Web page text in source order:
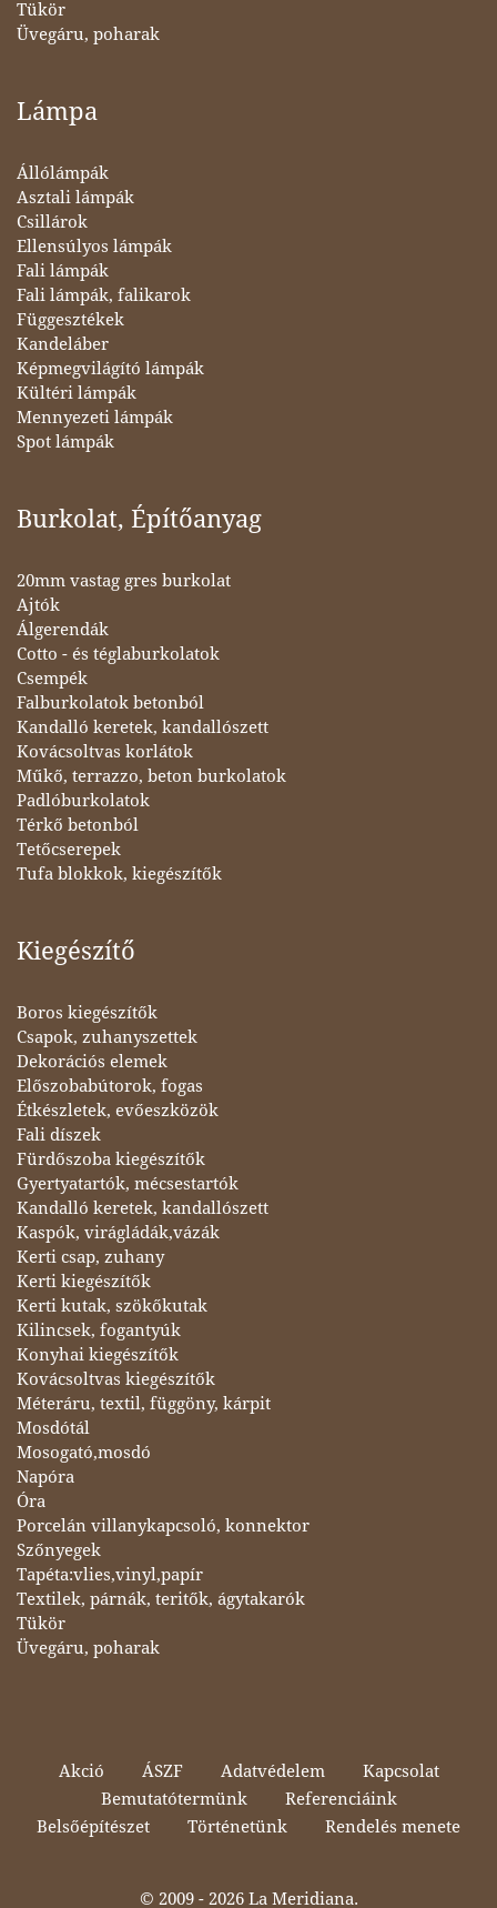
Tükör
Üvegáru, poharak
Lámpa
Állólámpák
Asztali lámpák
Csillárok
Ellensúlyos lámpák
Fali lámpák
Fali lámpák, falikarok
Függesztékek
Kandeláber
Képmegvilágító lámpák
Kültéri lámpák
Mennyezeti lámpák
Spot lámpák
Burkolat, Építőanyag
20mm vastag gres burkolat
Ajtók
Álgerendák
Cotto - és téglaburkolatok
Csempék
Falburkolatok betonból
Kandalló keretek, kandallószett
Kovácsoltvas korlátok
Műkő, terrazzo, beton burkolatok
Padlóburkolatok
Térkő betonból
Tetőcserepek
Tufa blokkok, kiegészítők
Kiegészítő
Boros kiegészítők
Csapok, zuhanyszettek
Dekorációs elemek
Előszobabútorok, fogas
Étkészletek, evőeszközök
Fali díszek
Fürdőszoba kiegészítők
Gyertyatartók, mécsestartók
Kandalló keretek, kandallószett
Kaspók, virágládák,vázák
Kerti csap, zuhany
Kerti kiegészítők
Kerti kutak, szökőkutak
Kilincsek, fogantyúk
Konyhai kiegészítők
Kovácsoltvas kiegészítők
Méteráru, textil, függöny, kárpit
Mosdótál
Mosogató,mosdó
Napóra
Óra
Porcelán villanykapcsoló, konnektor
Szőnyegek
Tapéta:vlies,vinyl,papír
Textilek, párnák, teritők, ágytakarók
Tükör
Üvegáru, poharak
Akció ÁSZF Adatvédelem
Kapcsolat
Bemutatótermünk
Referenciáink
Belsőépítészet
Történetünk Rendelés menete
© 2009 - 2026 La Meridiana.